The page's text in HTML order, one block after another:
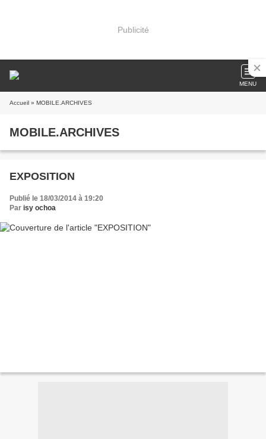
Publicité
MENU
Accueil » MOBILE.ARCHIVES
MOBILE.ARCHIVES
EXPOSITION
Publié le 18/03/2014 à 19:20
Par isy ochoa